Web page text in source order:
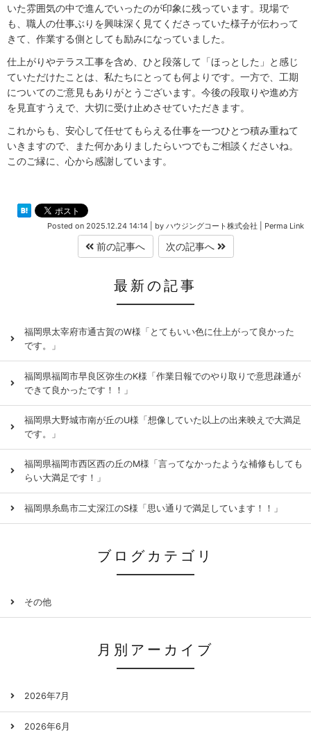
いた雰囲気の中で進んでいったのが印象に残っています。現場で
も、職人の仕事ぶりを興味深く見てくださっていた様子が伝わって
きて、作業する側としても励みになっていました。
仕上がりやテラス工事を含め、ひと段落して「ほっとした」と感じ
ていただけたことは、私たちにとっても何よりです。一方で、工期
についてのご意見もありがとうございます。今後の段取りや進め方
を見直すうえで、大切に受け止めさせていただきます。
これからも、安心して任せてもらえる仕事を一つひとつ積み重ねて
いきますので、また何かありましたらいつでもご相談くださいね。
このご縁に、心から感謝しています。
Posted on 2025.12.24 14:14 by ハウジングコート株式会社 Perma Link
前の記事へ 次の記事へ
最新の記事
福岡県太宰府市通古賀のW様「とてもいい色に仕上がって良かった
です。」
福岡県福岡市早良区弥生のK様「作業日報でのやり取りで意思疎通が
できて良かったです！！」
福岡県大野城市南が丘のU様「想像していた以上の出来映えで大満足
です。」
福岡県福岡市西区西の丘のM様「言ってなかったような補修もしても
らい大満足です！」
福岡県糸島市二丈深江のS様「思い通りで満足しています！！」
ブログカテゴリ
その他
月別アーカイブ
2026年7月
2026年6月